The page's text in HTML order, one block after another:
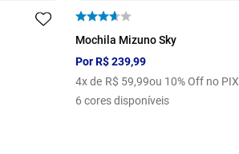
U
Mochila Mizuno Sky
PorR$239,99
4x de R$ 59,99ou 10% Off no PIX
6 cores disponíveis